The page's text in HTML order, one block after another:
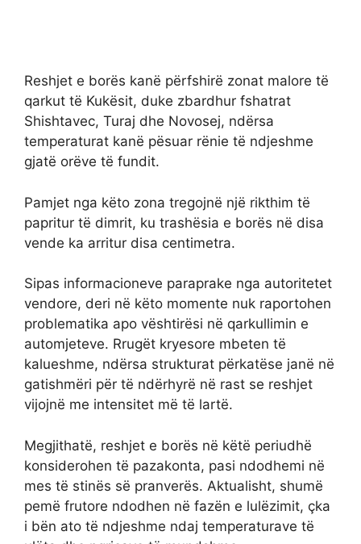
Reshjet e borës kanë përfshirë zonat malore të
qarkut të Kukësit, duke zbardhur fshatrat
Shishtavec, Turaj dhe Novosej, ndërsa
temperaturat kanë pësuar rënie të ndjeshme
gjatë orëve të fundit.
Pamjet nga këto zona tregojnë një rikthim të
papritur të dimrit, ku trashësia e borës në disa
vende ka arritur disa centimetra.
Sipas informacioneve paraprake nga autoritetet
vendore, deri në këto momente nuk raportohen
problematika apo vështirësi në qarkullimin e
automjeteve. Rrugët kryesore mbeten të
kalueshme, ndërsa strukturat përkatëse janë në
gatishmëri për të ndërhyrë në rast se reshjet
vijojnë me intensitet më të lartë.
Megjithatë, reshjet e borës në këtë periudhë
konsiderohen të pazakonta, pasi ndodhemi në
mes të stinës së pranverës. Aktualisht, shumë
pemë frutore ndodhen në fazën e lulëzimit, çka
i bën ato të ndjeshme ndaj temperaturave të